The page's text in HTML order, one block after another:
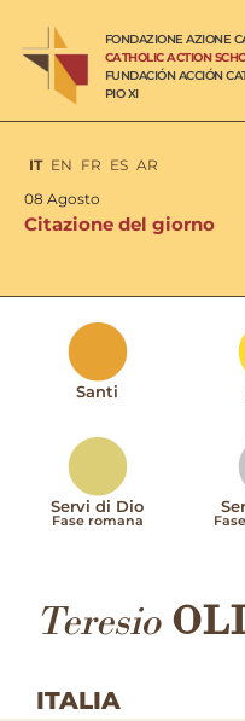
FONDAZIONE AZIONE
CATHOLIC ACTION
FUNDACIÓN ACCIÓN
PIO XI
IT EN FR ES AR
08 Agosto
Citazione del giorno
Santi
Servi di Dio
Fase romana
Teresio
ITALIA